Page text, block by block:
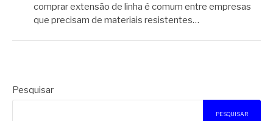
comprar extensão de linha é comum entre empresas
que precisam de materiais resistentes…
Pesquisar
PESQUISAR